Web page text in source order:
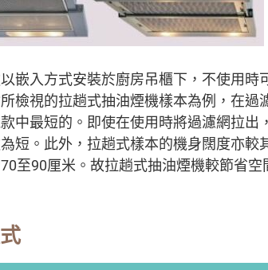
嵌入方式安裝於廚房吊櫃下，不使用
檢視的拉趟式抽油煙機樣本為例，在
中最短的。即使在使用時將過濾網拉
短。此外，拉趟式樣本的機身闊度亦
至90厘米。故拉趟式抽油煙機較節省空